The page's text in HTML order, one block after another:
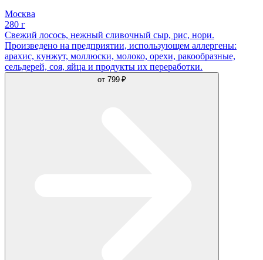
Москва
280 г
Свежий лосось, нежный сливочный сыр, рис, нори.
Произведено на предприятии, использующем аллергены:
арахис, кунжут, моллюски, молоко, орехи, ракообразные,
сельдерей, соя, яйца и продукты их переработки.
от 799 ₽